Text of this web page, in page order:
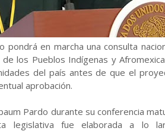
en marcha una consulta
los Pueblos Indígenas y
del país antes de que el
aprobación.
Pardo durante su conferencia
legislativa fue elaborada a lo